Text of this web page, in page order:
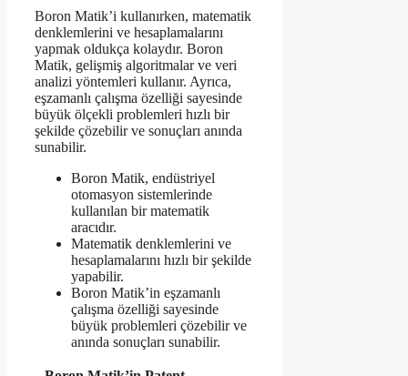
Boron Matik’i kullanırken, matematik
denklemlerini ve hesaplamalarını
yapmak oldukça kolaydır. Boron
Matik, gelişmiş algoritmalar ve veri
analizi yöntemleri kullanır. Ayrıca,
eşzamanlı çalışma özelliği sayesinde
büyük ölçekli problemleri hızlı bir
şekilde çözebilir ve sonuçları anında
sunabilir.
Boron Matik, endüstriyel
otomasyon sistemlerinde
kullanılan bir matematik
aracıdır.
Matematik denklemlerini ve
hesaplamalarını hızlı bir şekilde
yapabilir.
Boron Matik’in eşzamanlı
çalışma özelliği sayesinde
büyük problemleri çözebilir ve
anında sonuçları sunabilir.